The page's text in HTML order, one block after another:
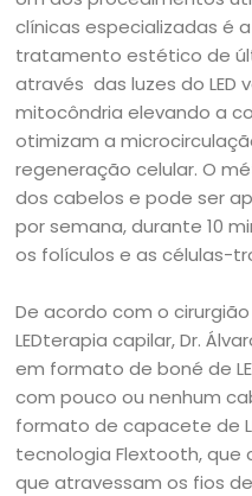
clínicas especializadas é
tratamento estético de
através das luzes do LED
mitocôndria elevando a
otimizam a
regeneração celular. O
dos cabelos e pode ser
por semana, durante 10
os folículos e as células-
De acordo com o
LEDterapia capilar, Dr.
em formato de boné de
com pouco ou nenhum
formato de capacete de
tecnologia Flextooth,
que atravessam os fios